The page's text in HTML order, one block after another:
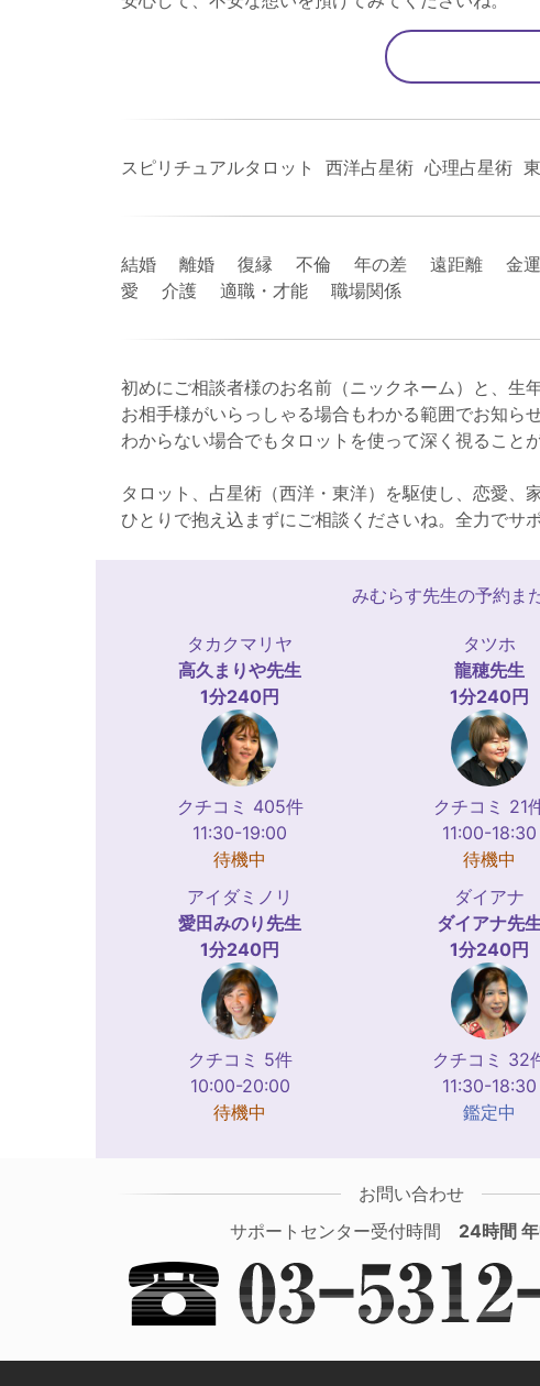
スピリチュアルタロット 西洋占星術 心理占星術
結婚 離婚 復縁 不倫 年の差 遠距離 金
愛 介護 適職・才能 職場関係
初めにご相談者様のお名前（ニックネーム）と、生
お相手様がいらっしゃる場合もわかる範囲でお知らせ
わからない場合でもタロットを使って深く視ること
タロット、占星術（西洋・東洋）を駆使し、恋愛、
ひとりで抱え込まずにご相談くださいね。全力でサ
みむらす先生の予約ま
タカクマリヤ
高久まりや先生
1分240円
クチコミ 405件
11:30-19:00
待機中
タツホ
龍穂先生
1分240円
クチコミ 21
11:00-18:30
待機中
アイダミノリ
愛田みのり 先生
1分240円
クチコミ 5件
10:00-20:00
待機中
ダイアナ
ダイアナ先生
1分240円
クチコミ 32
11:30-18:30
鑑定中
お問い合わせ
サポートセンター受付時間 24時間